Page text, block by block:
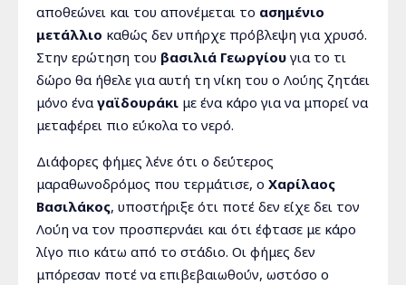
αποθεώνει και του απονέμεται το ασημένιο
μετάλλιο καθώς δεν υπήρχε πρόβλεψη για χρυσό.
Στην ερώτηση του βασιλιά Γεωργίου για το τι
δώρο θα ήθελε για αυτή τη νίκη του ο Λούης ζητάει
μόνο έναγαϊδουράκι με ένα κάρο για να μπορεί να
μεταφέρει πιο εύκολα το νερό.
Διάφορες φήμες λένε ότι ο δεύτερος
μαραθωνοδρόμος που τερμάτισε, ο Χαρίλαος
Βασιλάκος, υποστήριξε ότι ποτέ δεν είχε δει τον
Λούη να τον προσπερνάει και ότι έφτασε με κάρο
λίγο πιο κάτω από το στάδιο. Οι φήμες δεν
μπόρεσαν ποτέ να επιβεβαιωθούν, ωστόσο ο